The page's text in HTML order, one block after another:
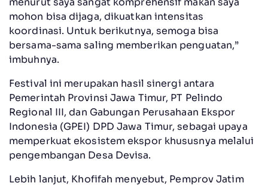
mohon bisa dijaga, dikuatkan intensitas
koordinasi. Untuk berikutnya, semoga bisa
bersama-sama saling memberikan penguatan,”
imbuhnya.
Festival ini merupakan hasil sinergi antara
Pemerintah Provinsi Jawa Timur, PT Pelindo
Regional III, dan Gabungan Perusahaan Ekspor
Indonesia (GPEI) DPD Jawa Timur, sebagai upaya
memperkuat ekosistem ekspor khususnya melalui
pengembangan Desa Devisa.
Lebih lanjut, Khofifah menyebut, Pemprov Jatim